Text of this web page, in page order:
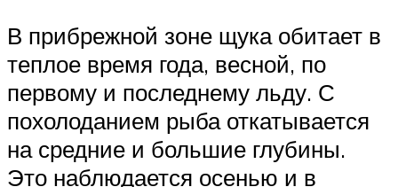
В прибрежной зоне щука обитает в
теплое время года, весной, по
первому и последнему льду. С
похолоданием рыба откатывается
на средние и большие глубины.
Это наблюдается осенью и в